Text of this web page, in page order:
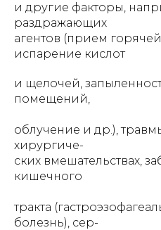
и другие факторы,
раздражающих
агентов (прием
испарение кислот
и щелочей,
помещений,
облучение и др.),
хирургиче-
ских вмешательствах,
кишечного
тракта
болезнь), сер-